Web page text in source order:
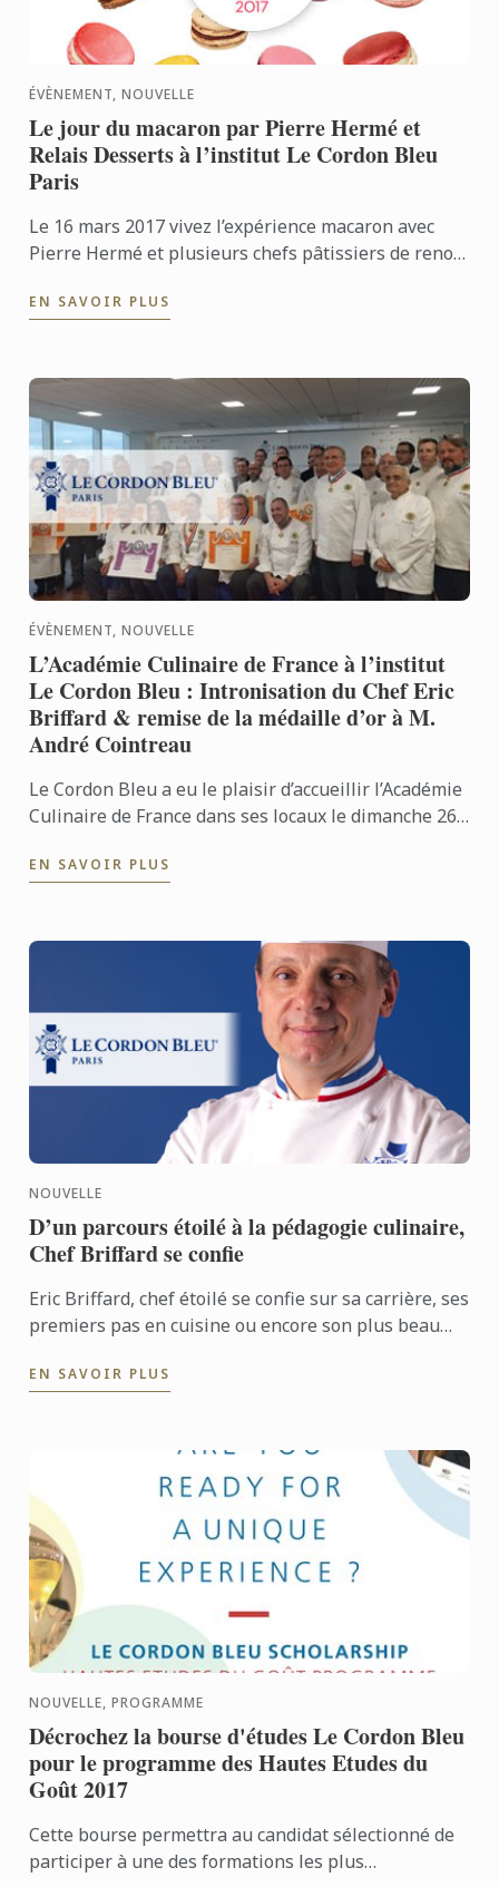
ÉVÈNEMENT, NOUVELLE
Le jour du macaron par Pierre Hermé et
Relais Desserts à l’institut Le Cordon Bleu
Paris
Le 16 mars 2017 vivez l’expérience macaron avec
Pierre Hermé et plusieurs chefs pâtissiers de renom
EN SAVOIR PLUS
ÉVÈNEMENT, NOUVELLE
L’Académie Culinaire de France à l’institut
Le Cordon Bleu : Intronisation du Chef Eric
Briffard & remise de la médaille d’or à M.
André Cointreau
Le Cordon Bleu a eu le plaisir d’accueillir l’Académie
Culinaire de France dans ses locaux le dimanche 26
EN SAVOIR PLUS
NOUVELLE
D’un parcours étoilé à la pédagogie culinaire,
Chef Briffard se confie
Eric Briffard, chef étoilé se confie sur sa carrière, ses
premiers pas en cuisine ou encore son plus beau
EN SAVOIR PLUS
NOUVELLE, PROGRAMME
Décrochez la bourse d'études Le Cordon Bleu
pour le programme des Hautes Etudes du
Goût 2017
Cette bourse permettra au candidat sélectionné de
participer à une des formations les plus